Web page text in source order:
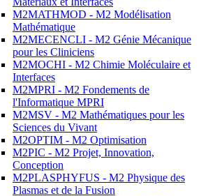
M2MATHMOD - M2 Modélisation
Mathématique
M2MECENCLI - M2 Génie Mécanique
pour les Cliniciens
M2MOCHI - M2 Chimie Moléculaire et
Interfaces
M2MPRI - M2 Fondements de
l'Informatique MPRI
M2MSV - M2 Mathématiques pour les
Sciences du Vivant
M2OPTIM - M2 Optimisation
M2PIC - M2 Projet, Innovation,
Conception
M2PLASPHYFUS - M2 Physique des
Plasmas et de la Fusion